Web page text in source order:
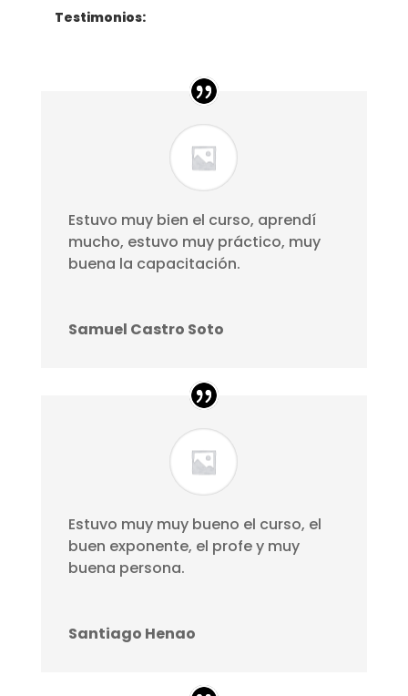
Testimonios:
Estuvo muy bien el curso, aprendí
mucho, estuvo muy práctico, muy
buena la capacitación.
Samuel Castro Soto
Estuvo muy muy bueno el curso, el
buen exponente, el profe y muy
buena persona.
Santiago Henao